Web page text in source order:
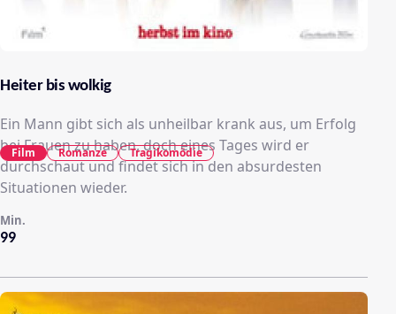
Heiter bis wolkig
Ein Mann gibt sich als unheilbar krank aus, um Erfolg
bei Frauen zu haben, doch eines Tages wird er
durchschaut und findet sich in den absurdesten
Situationen wieder.
99
Min.
Film Romanze Tragikomödie